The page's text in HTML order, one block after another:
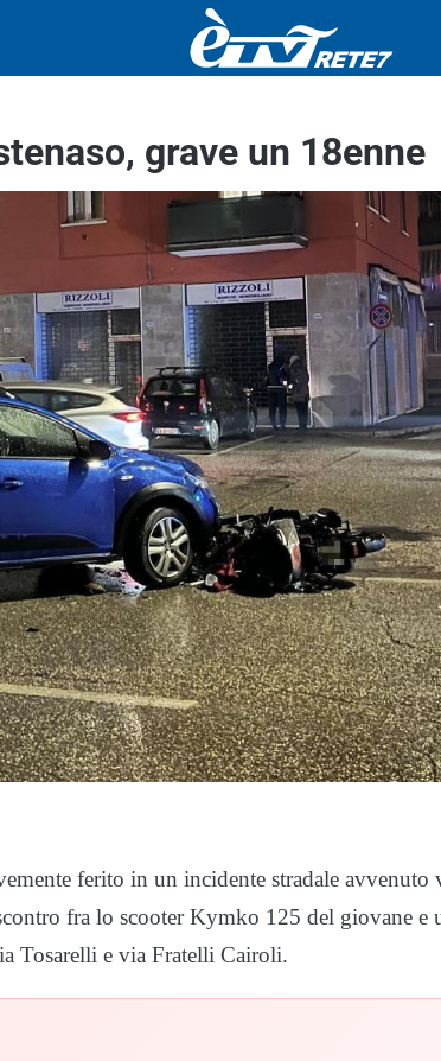
grave un 18enne
ferito in un incidente stradale avvenuto
fra lo scooter Kymko 125 del giovane e
Tosarelli e via Fratelli Cairoli.